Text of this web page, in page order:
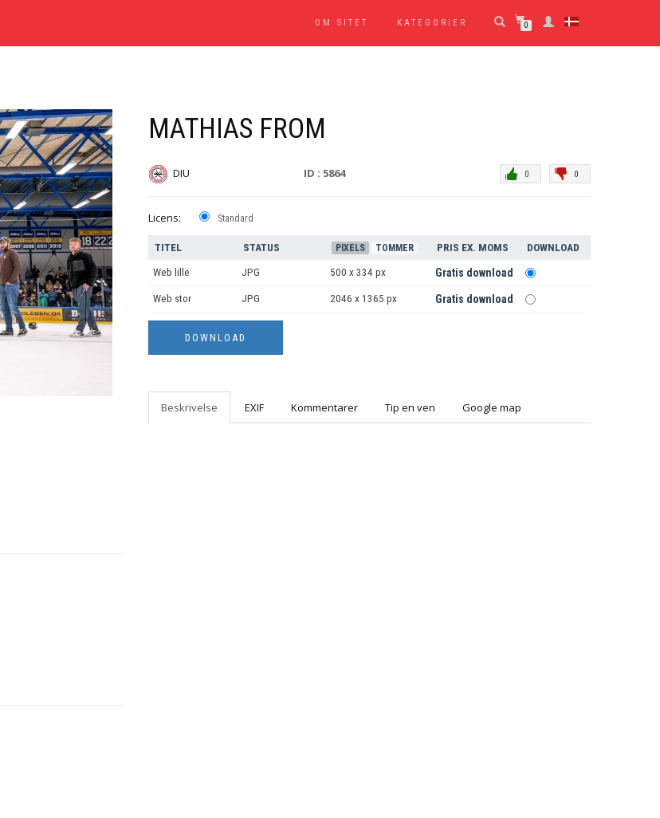
OM SITET KATEGORIER 0
MATHIAS FROM
DIU ID : 5864 0
0
Licens: Standard
TITEL STATUS PIXELS TOMMER PRIS EX. MOMS DOWNLOAD
Web lille JPG 500 x 334 px Gratis download
Web stor JPG 2046 x 1365 px Gratis download
Beskrivelse EXIF Kommentarer Tip en ven Google map